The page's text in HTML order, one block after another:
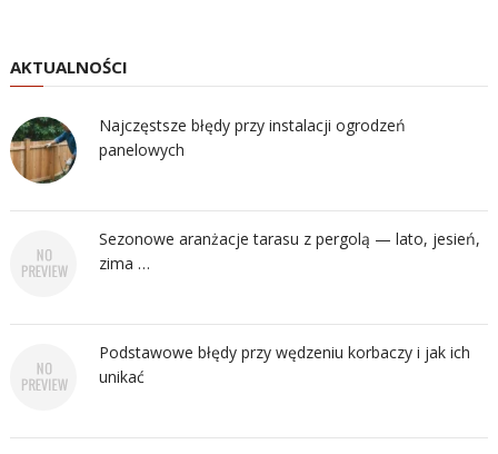
AKTUALNOŚCI
Najczęstsze błędy przy instalacji ogrodzeń
panelowych
Sezonowe aranżacje tarasu z pergolą — lato, jesień,
zima …
Podstawowe błędy przy wędzeniu korbaczy i jak ich
unikać